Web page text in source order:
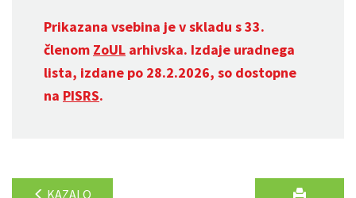
Prikazana vsebina je v skladu s 33.
členom ZoUL arhivska. Izdaje uradnega
lista, izdane po 28.2.2026, so dostopne
na PISRS.
KAZALO